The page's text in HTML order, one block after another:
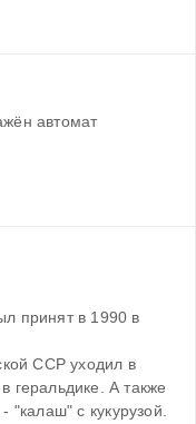
автомат
принят в 1990 в
ССР уходил в
геральдике. А также
с кукурузой.